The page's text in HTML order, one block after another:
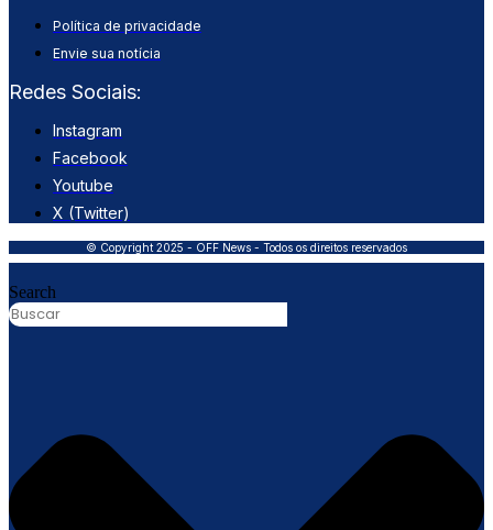
Política de privacidade
Envie sua notícia
Redes Sociais:
Instagram
Facebook
Youtube
X (Twitter)
© Copyright 2025 - OFF News - Todos os direitos reservados
Search